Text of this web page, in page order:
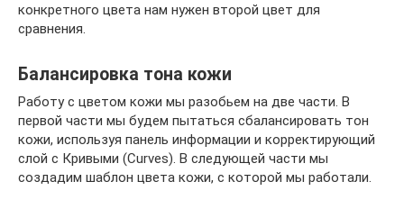
конкретного цвета нам нужен второй цвет для
сравнения.
Балансировка тона кожи
Работу с цветом кожи мы разобьем на две части. В
первой части мы будем пытаться сбалансировать тон
кожи, используя панель информации и корректирующий
слой с Кривыми (Curves). В следующей части мы
создадим шаблон цвета кожи, с которой мы работали.